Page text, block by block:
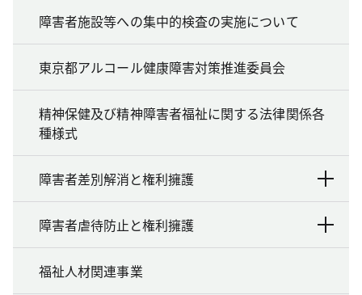
障害者施設等への集中的検査の実施について
東京都アルコール健康障害対策推進委員会
精神保健及び精神障害者福祉に関する法律関係各
種様式
障害者差別解消と権利擁護
障害者虐待防止と権利擁護
福祉人材関連事業